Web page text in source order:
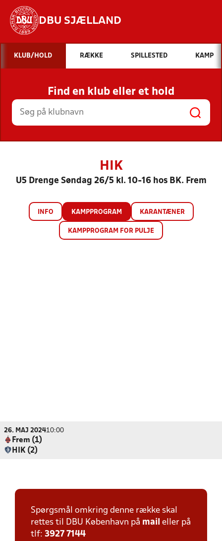
DBU SJÆLLAND
Hvad vil du søge efter?
INDHOLD OG NYHEDER
STILLINGER, RESULTATER, KLUBBER OG
HOLD
KLUB/HOLD RÆKKE SPILLESTED KAMP
Find en klub eller et hold
HIK
U5 Drenge Søndag 26/5 kl. 10-16 hos BK. Frem
INFO KAMPPROGRAM KARANTÆNER
KAMPPROGRAM FOR PULJE
26. MAJ 202410:00
Frem (1)
HIK (2)
Spørgsmål omkring denne række skal
rettes til DBU København på mail eller på
tlf: 3927 7144